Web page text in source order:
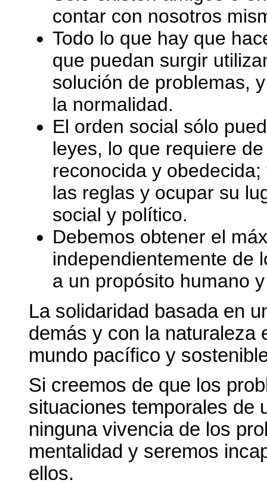
contar con nosotros
Todo lo que hay que
que puedan surgir
solución de problemas,
la normalidad.
El orden social sólo
leyes, lo que requiere
reconocida y
las reglas y ocupar su
social y político.
Debemos obtener el
independientemente de
a un propósito humano
La solidaridad basada en
demás y con la naturaleza
mundo pacífico y
Si creemos de que los
situaciones temporales de
ninguna vivencia de los
mentalidad y seremos
ellos.